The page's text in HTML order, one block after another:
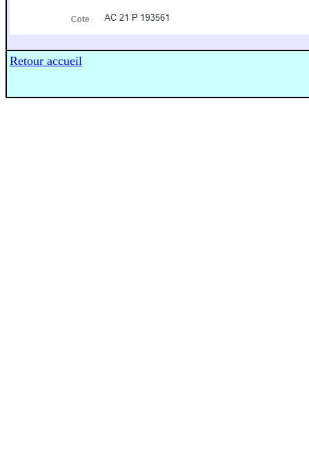
Retour accueil